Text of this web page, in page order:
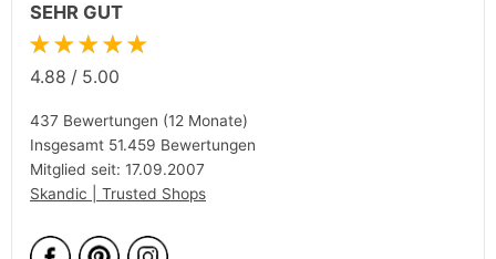
SEHR GUT
★★★★★
4.88 / 5.00
437 Bewertungen (12 Monate)
Insgesamt 51.459 Bewertungen
Mitglied seit: 17.09.2007
Skandic | Trusted Shops